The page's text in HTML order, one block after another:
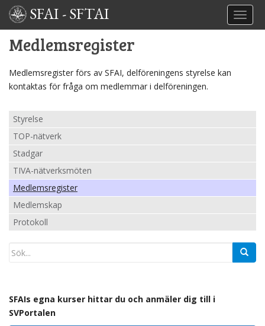
SFAI -SFTAI
Medlemsregister
Medlemsregister förs av SFAI, delföreningens styrelse kan
kontaktas för fråga om medlemmar i delföreningen.
Styrelse
TOP-nätverk
Stadgar
TIVA-nätverksmöten
Medlemsregister
Medlemskap
Protokoll
SFAIs egna kurser hittar du och anmäler dig till i
SVPortalen